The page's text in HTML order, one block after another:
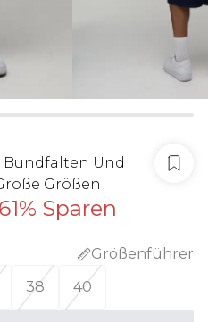
Bundfalten Und
Größen
61% Sparen
Größenführer
38 40